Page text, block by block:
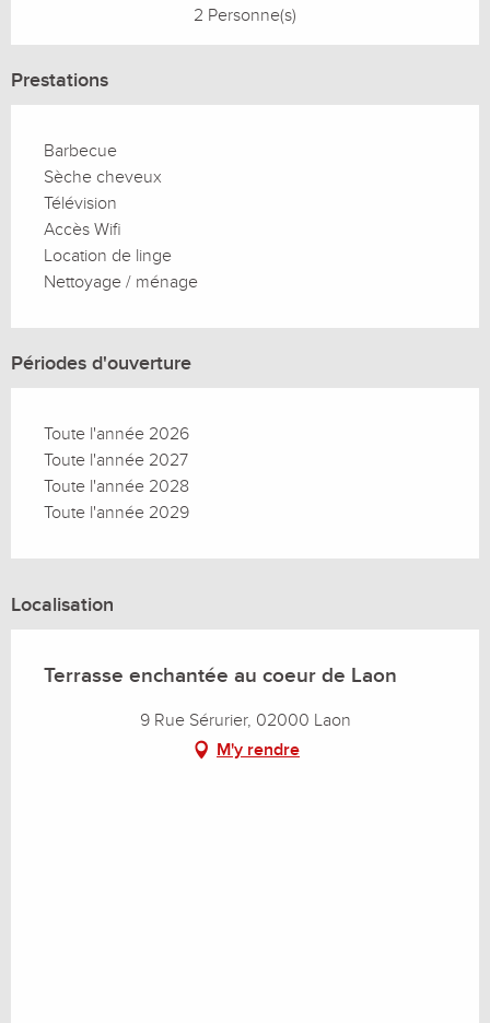
2 Personne(s)
Prestations
Barbecue
Sèche cheveux
Télévision
Accès Wifi
Location de linge
Nettoyage / ménage
Périodes d'ouverture
Toute l'année 2026
Toute l'année 2027
Toute l'année 2028
Toute l'année 2029
Localisation
Terrasse enchantée au coeur de Laon
9 Rue Sérurier, 02000 Laon
M'y rendre